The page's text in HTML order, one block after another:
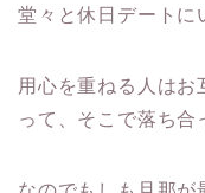
堂々と休日デートに
用心を重ねる人は
って、そこで落ち合